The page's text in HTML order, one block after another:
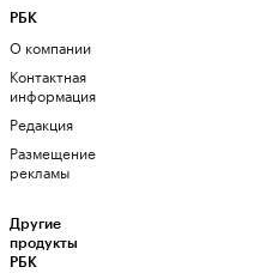
РБК
О компании
Контактная
информация
Редакция
Размещение
рекламы
Другие
продукты
РБК